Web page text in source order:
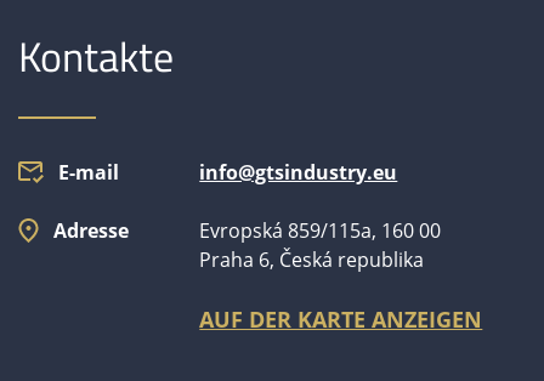
Kontakte
E-mail info@gtsindustry.eu
Adresse
Evropská 859/115a, 160 00
Praha 6, Česká republika
AUF DER KARTE ANZEIGEN